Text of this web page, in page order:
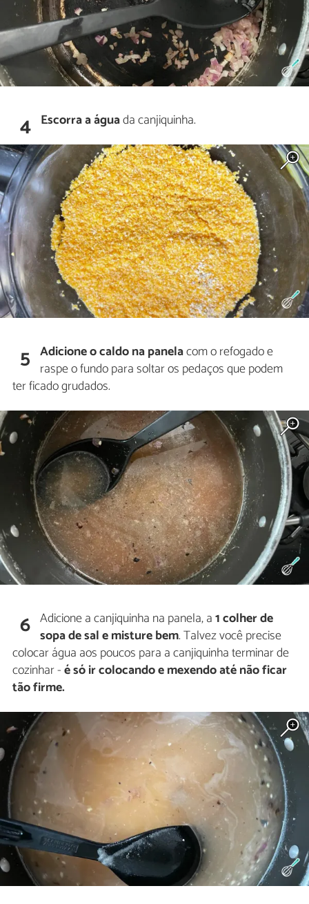
4 Escorra a águada canjiquinha.
5 Adicione o caldo na panelacom o refogado e
raspe o fundo para soltar os pedaços que podem
ter ficado grudados.
6 Adicione a canjiquinha na panela, a1 colher de
sopa de sal e misture bem. Talvez você precise
colocar água aos poucos para a canjiquinha terminar de
cozinhar -é só ir colocando e mexendo até não ficar
tão firme.